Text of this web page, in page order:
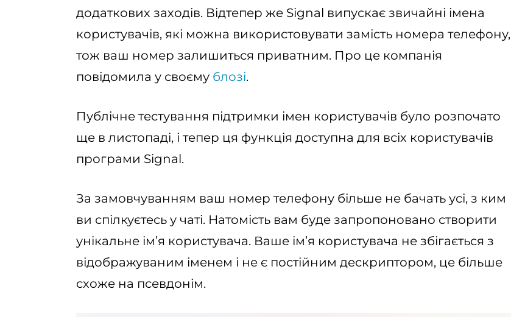
додаткових заходів. Відтепер же Signal випускає звичайні імена
користувачів, які можна використовувати замість номера телефону,
тож ваш номер залишиться приватним. Про це компанія
повідомила у своєму блозі.
Публічне тестування підтримки імен користувачів було розпочато
ще в листопаді, і тепер ця функція доступна для всіх користувачів
програми Signal.
За замовчуванням ваш номер телефону більше не бачать усі, з ким
ви спілкуєтесь у чаті. Натомість вам буде запропоновано створити
унікальне ім’я користувача. Ваше ім’я користувача не збігається з
відображуваним іменем і не є постійним дескриптором, це більше
схоже на псевдонім.